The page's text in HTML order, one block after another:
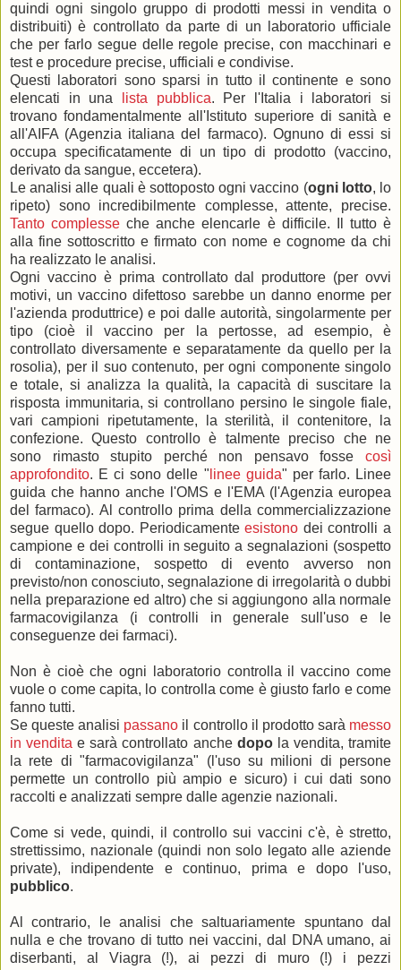
quindi ogni singolo gruppo di prodotti messi in vendita o
distribuiti) è controllato da parte di un laboratorio ufficiale
che per farlo segue delle regole precise, con macchinari e
test e procedure precise, ufficiali e condivise.
Questi laboratori sono sparsi in tutto il continente e sono
elencati in una
lista pubblica. Per l'Italia i laboratori si
trovano fondamentalmente all'Istituto superiore di sanità e
all'AIFA (Agenzia italiana del farmaco). Ognuno di essi si
occupa specificatamente di un tipo di prodotto (vaccino,
derivato da sangue, eccetera).
Le analisi alle quali è sottoposto ogni vaccino (ogni lotto, lo
ripeto) sono incredibilmente complesse, attente, precise.
Tanto complesse che anche elencarle è difficile. Il tutto è
alla fine sottoscritto e firmato con nome e cognome da chi
ha realizzato le analisi.
Ogni vaccino è prima controllato dal produttore (per ovvi
motivi, un vaccino difettoso sarebbe un danno enorme per
l'azienda produttrice) e poi dalle autorità, singolarmente per
tipo (cioè il vaccino per la pertosse, ad esempio, è
controllato diversamente e separatamente da quello per la
rosolia), per il suo contenuto, per ogni componente singolo
e totale, si analizza la qualità, la capacità di suscitare la
risposta immunitaria, si controllano persino le singole fiale,
vari campioni ripetutamente, la sterilità, il contenitore, la
confezione. Questo controllo è talmente preciso che ne
sono rimasto stupito perché non pensavo fosse così
approfondito. E ci sono delle " linee guida" per farlo. Linee
guida che hanno anche l'OMS e l'EMA (l'Agenzia europea
del farmaco). Al controllo prima della commercializzazione
segue quello dopo. Periodicamenteesistono dei controlli a
campione e dei controlli in seguito a segnalazioni (sospetto
di contaminazione, sospetto di evento avverso non
previsto/non conosciuto, segnalazione di irregolarità o dubbi
nella preparazione ed altro) che si aggiungono alla normale
farmacovigilanza (i controlli in generale sull'uso e le
conseguenze dei farmaci).
Non è cioè che ogni laboratorio controlla il vaccino come
vuole o come capita, lo controlla come è giusto farlo e come
fanno tutti.
Se queste analisi passano il controllo il prodotto sarà messo
in vendita e sarà controllato anche dopo la vendita, tramite
la rete di "farmacovigilanza" (l'uso su milioni di persone
permette un controllo più ampio e sicuro) i cui dati sono
raccolti e analizzati sempre dalle agenzie nazionali.
Come si vede, quindi, il controllo sui vaccini c'è, è stretto,
strettissimo, nazionale (quindi non solo legato alle aziende
private), indipendente e continuo, prima e dopo l'uso,
pubblico.
Al contrario, le analisi che saltuariamente spuntano dal
nulla e che trovano di tutto nei vaccini, dal DNA umano, ai
diserbanti, al Viagra (!), ai pezzi di muro (!) i pezzi